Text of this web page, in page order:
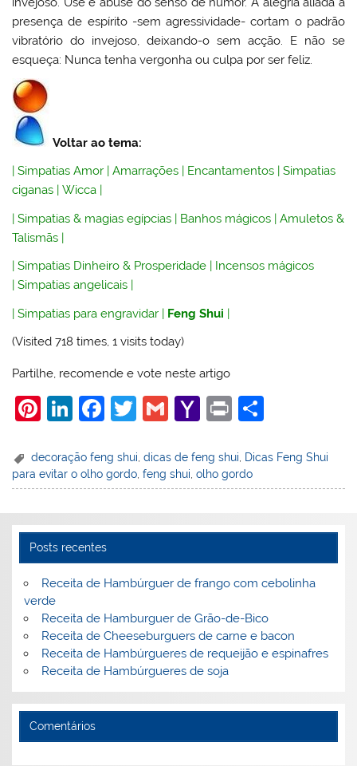
presença de espírito -sem agressividade- cortam o padrão
vibratório do invejoso, deixando-o sem acção. E não se
esqueça: Nunca tenha vergonha ou culpa por ser feliz.
Voltar ao tema:
|Simpatias Amor |Amarrações Encantamentos |Simpatias
ciganas |Wicca
|Simpatias & magias egípcias | Banhos mágicos |Amuletos &
Talismãs |
|Simpatias Dinheiro & Prosperidade | Incensos mágicos
|Simpatias angelicais |
|Simpatias para engravidar | Feng Shui |
(Visited 718 times, 1 visits today)
Partilhe, recomende e vote neste artigo
Pi
er
e
st
Li
k
e
n
F
c
e
o
o
k
T
itt
er
G
ai
l
Y
h
o
M
ai
l
Pr
t
ar
e
decoração feng shui ,dicas de feng shui
Dicas Feng Shui
para evitar o olho gordo ,feng shui ,olho gordo
Posts recentes
Receita de Hambúrguer de frango com cebolinha
verde
Receita de Hamburguer de Grão-de-Bico
Receita de Cheeseburguers de carne e bacon
Receita de Hambúrgueres de requeijão e espinafres
Receita de Hambúrgueres de soja
Comentários